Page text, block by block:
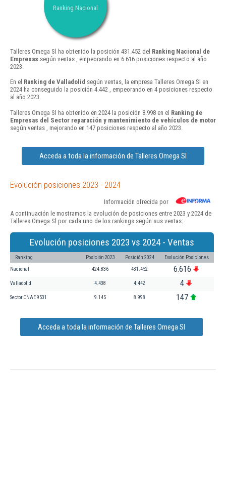
Ranking Nacional
Talleres Omega Sl ha obtenido la posición 431.452 del Ranking Nacional de
Empresas según ventas , empeorando en 6.616 posiciones respecto al año
2023.
En el Ranking de Valladolid según ventas, la empresa Talleres Omega Sl en
2024 ha conseguido la posición 4.442 , empeorando en 4 posiciones respecto
al año 2023.
Talleres Omega Sl ha obtenido en 2024 la posición 8.998 en el Ranking de
Empresas del Sector reparación y mantenimiento de vehículos de motor
según ventas , mejorando en 147 posiciones respecto al año 2023.
Acceda a toda la información de Talleres Omega Sl
Evolución posiciones 2023 - 2024
Información ofrecida por
A continuación le mostramos la evolución de posiciones entre 2023 y 2024 de
Talleres Omega Sl por cada uno de los rankings según sus ventas:
Evolución posiciones 2023 vs 2024 - Ventas
Ranking Posición 2023 Posición 2024 Evolución Posiciones
Nacional 424.836 431.452 6.616
Valladolid 4.438 4.442 4
Sector CNAE 9531 9.145 8.998 147
Acceda a toda la información de Talleres Omega Sl